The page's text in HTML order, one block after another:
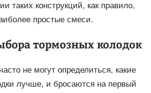
таких конструкций, как правило,
простые смеси.
тормозных колодок
не могут определиться, какие
лучше, и бросаются на первый